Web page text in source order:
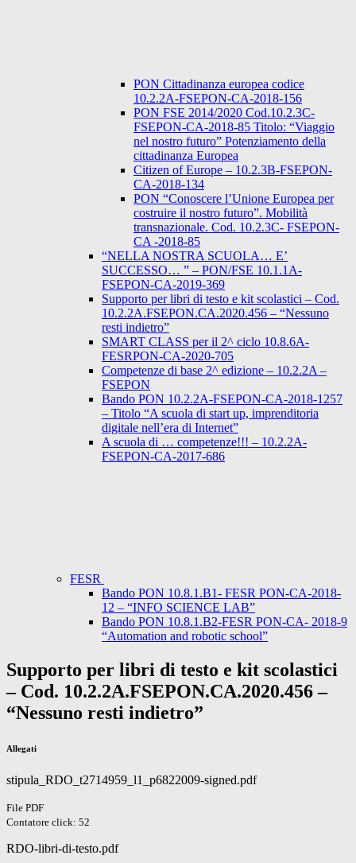
PON Cittadinanza europea codice
10.2.2A-FSEPON-CA-2018-156
PON FSE 2014/2020 Cod.10.2.3C-
FSEPON-CA-2018-85 Titolo: “Viaggio
nel nostro futuro” Potenziamento della
cittadinanza Europea
Citizen of Europe – 10.2.3B-FSEPON-
CA-2018-134
PON “Conoscere l’Unione Europea per
costruire il nostro futuro”. Mobilità
transnazionale. Cod. 10.2.3C- FSEPON-
CA -2018-85
“NELLA NOSTRA SCUOLA… E’
SUCCESSO… ” – PON/FSE 10.1.1A-
FSEPON-CA-2019-369
Supporto per libri di testo e kit scolastici – Cod.
10.2.2A.FSEPON.CA.2020.456 – “Nessuno
resti indietro”
SMART CLASS per il 2^ ciclo 10.8.6A-
FESRPON-CA-2020-705
Competenze di base 2^ edizione – 10.2.2A –
FSEPON
Bando PON 10.2.2A-FSEPON-CA-2018-1257
– Titolo “A scuola di start up, imprenditoria
digitale nell’era di Internet”
A scuola di … competenze!!! – 10.2.2A-
FSEPON-CA-2017-686
FESR
Bando PON 10.8.1.B1- FESR PON-CA-2018-
12 – “INFO SCIENCE LAB”
Bando PON 10.8.1.B2-FESR PON-CA- 2018-9
“Automation and robotic school”
Supporto per libri di testo e kit scolastici
– Cod. 10.2.2A.FSEPON.CA.2020.456 –
“Nessuno resti indietro”
Allegati
stipula_RDO_t2714959_l1_p6822009-signed.pdf
File PDF
Contatore click: 52
RDO-libri-di-testo.pdf